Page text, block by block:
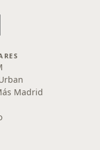
Madrid